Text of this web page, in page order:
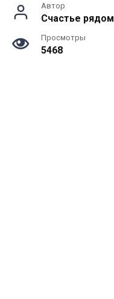
Автор
Счастье рядом
Просмотры
5468